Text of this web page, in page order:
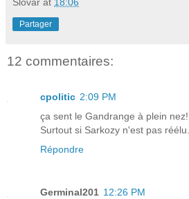
Partager
12 commentaires:
cpolitic 2:09 PM
ça sent le Gandrange à plein nez!
Surtout si Sarkozy n'est pas réélu.
Répondre
Germinal201 12:26 PM